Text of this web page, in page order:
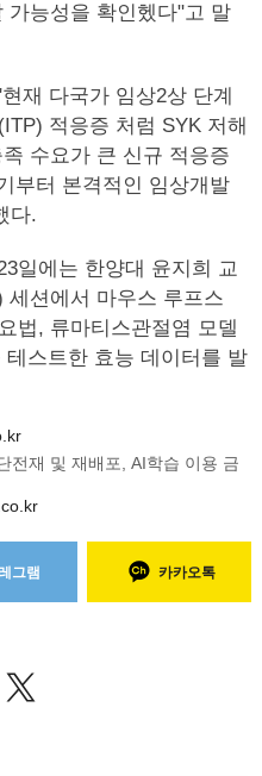
가능성을 확인헸다"고 말
재 다국가 임상2상 단계
적응증 처럼 SYK 저해
수요가 큰 신규 적응증
부터 본격적인 임상개발
다.
일에는 한양대 윤지희 교
세션에서 마우스 루프스
법, 류마티스관절염 모델
스트한 효능 데이터를 발
전재 및 재배포, AI학습 이용 금
그램 카카오톡
트위
터로